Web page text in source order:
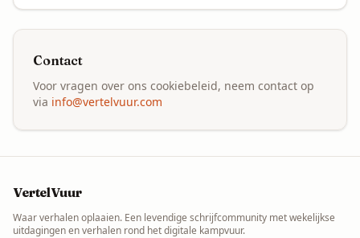
Contact
Voor vragen over ons cookiebeleid, neem contact op
via info@vertelvuur.com
VertelVuur
Waar verhalen oplaaien. Een levendige schrijfcommunity met wekelijkse
uitdagingen en verhalen rond het digitale kampvuur.